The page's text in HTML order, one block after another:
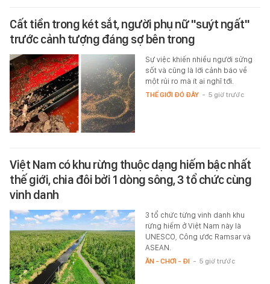
Cất tiền trong két sắt, người phụ nữ "suýt ngất"
trước cảnh tượng đáng sợ bên trong
Sự việc khiến nhiều người sửng
sốt và cũng là lời cảnh báo về
một rủi ro mà ít ai nghĩ tới.
THẾ GIỚI ĐÓ ĐÂY - 5 giờ trước
Việt Nam có khu rừng thuộc dạng hiếm bậc nhất
thế giới, chia đôi bởi 1 dòng sông, 3 tổ chức cùng
vinh danh
3 tổ chức từng vinh danh khu
rừng hiếm ở Việt Nam này là
UNESCO, Công ước Ramsar và
ASEAN.
ĂN - CHƠI - ĐI - 5 giờ trước